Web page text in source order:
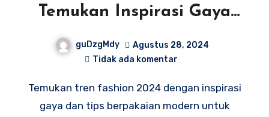
Temukan Inspirasi Gaya
dan Tips Berpakaian
Modern!
guDzgMdy
Agustus 28, 2024
Tidak ada komentar
Temukan tren fashion 2024 dengan inspirasi
gaya dan tips berpakaian modern untuk